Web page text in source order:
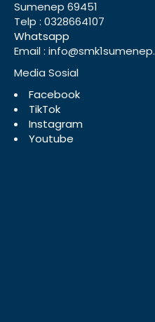
Sumenep 69451
Telp : 0328664107
Whatsapp
Email :
Media Sosial
Facebook
TikTok
Instagram
Youtube